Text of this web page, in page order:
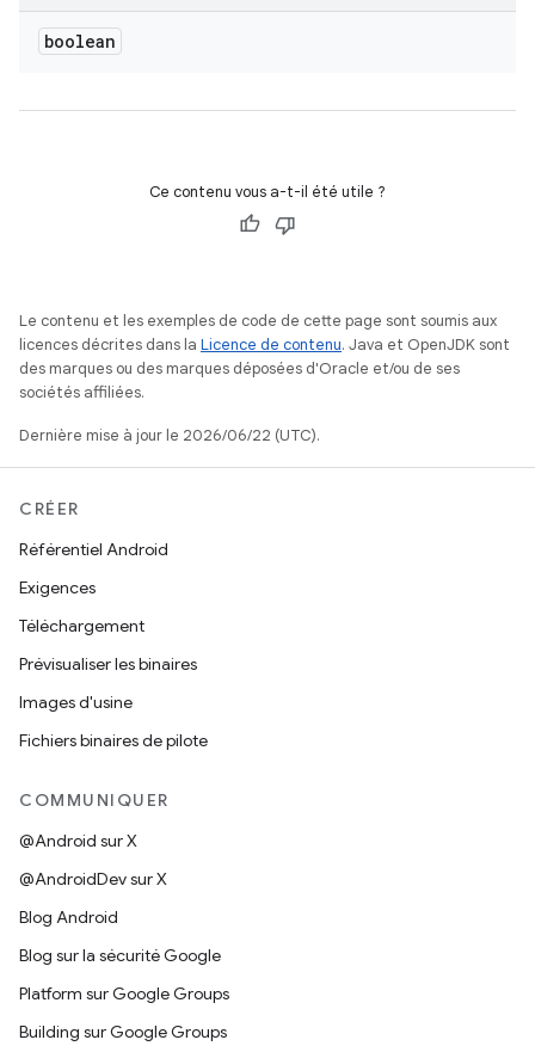
boolean
Ce contenu vous a-t-il été utile ?
Le contenu et les exemples de code de cette page sont soumis aux
licences décrites dans la Licence de contenu. Java et OpenJDK sont
des marques ou des marques déposées d'Oracle et/ou de ses
sociétés affiliées.
Dernière mise à jour le 2026/06/22 (UTC).
CRÉER
Référentiel Android
Exigences
Téléchargement
Prévisualiser les binaires
Images d'usine
Fichiers binaires de pilote
COMMUNIQUER
@Android sur X
@AndroidDev sur X
Blog Android
Blog sur la sécurité Google
Platform sur Google Groups
Building sur Google Groups